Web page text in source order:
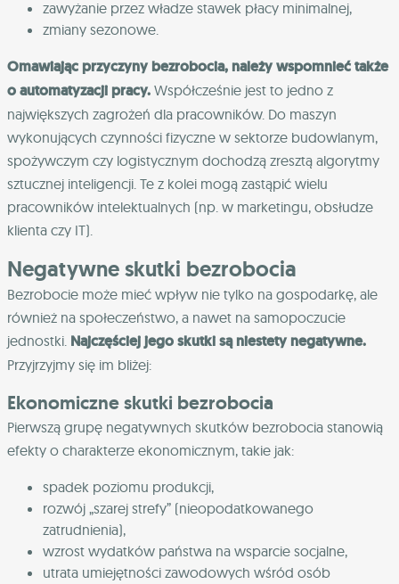
zawyżanie przez władze stawek płacy minimalnej,
zmiany sezonowe.
Omawiając przyczyny bezrobocia, należy wspomnieć także
o automatyzacji pracy. Współcześnie jest to jedno z
największych zagrożeń dla pracowników. Do maszyn
wykonujących czynności fizyczne w sektorze budowlanym,
spożywczym czy logistycznym dochodzą zresztą algorytmy
sztucznej inteligencji. Te z kolei mogą zastąpić wielu
pracowników intelektualnych (np. w marketingu, obsłudze
klienta czy IT).
Negatywne skutki bezrobocia
Bezrobocie może mieć wpływ nie tylko na gospodarkę, ale
również na społeczeństwo, a nawet na samopoczucie
jednostki. Najczęściej jego skutki są niestety negatywne.
Przyjrzyjmy się im bliżej:
Ekonomiczne skutki bezrobocia
Pierwszą grupę negatywnych skutków bezrobocia stanowią
efekty o charakterze ekonomicznym, takie jak:
spadek poziomu produkcji,
rozwój „szarej strefy” (nieopodatkowanego
zatrudnienia),
wzrost wydatków państwa na wsparcie socjalne,
utrata umiejętności zawodowych wśród osób